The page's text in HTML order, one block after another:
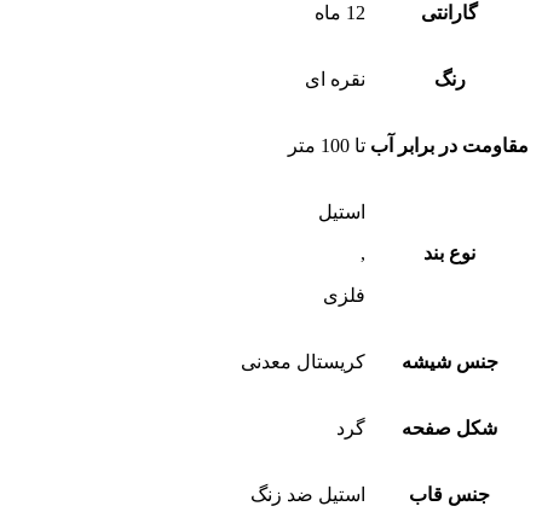
گارانتی 12 ماه
رنگ نقره ای
مقاومت در برابر آب تا 100 متر
نوع بند
استیل
,
فلزی
جنس شیشه کریستال معدنی
شکل صفحه گرد
جنس قاب استیل ضد زنگ